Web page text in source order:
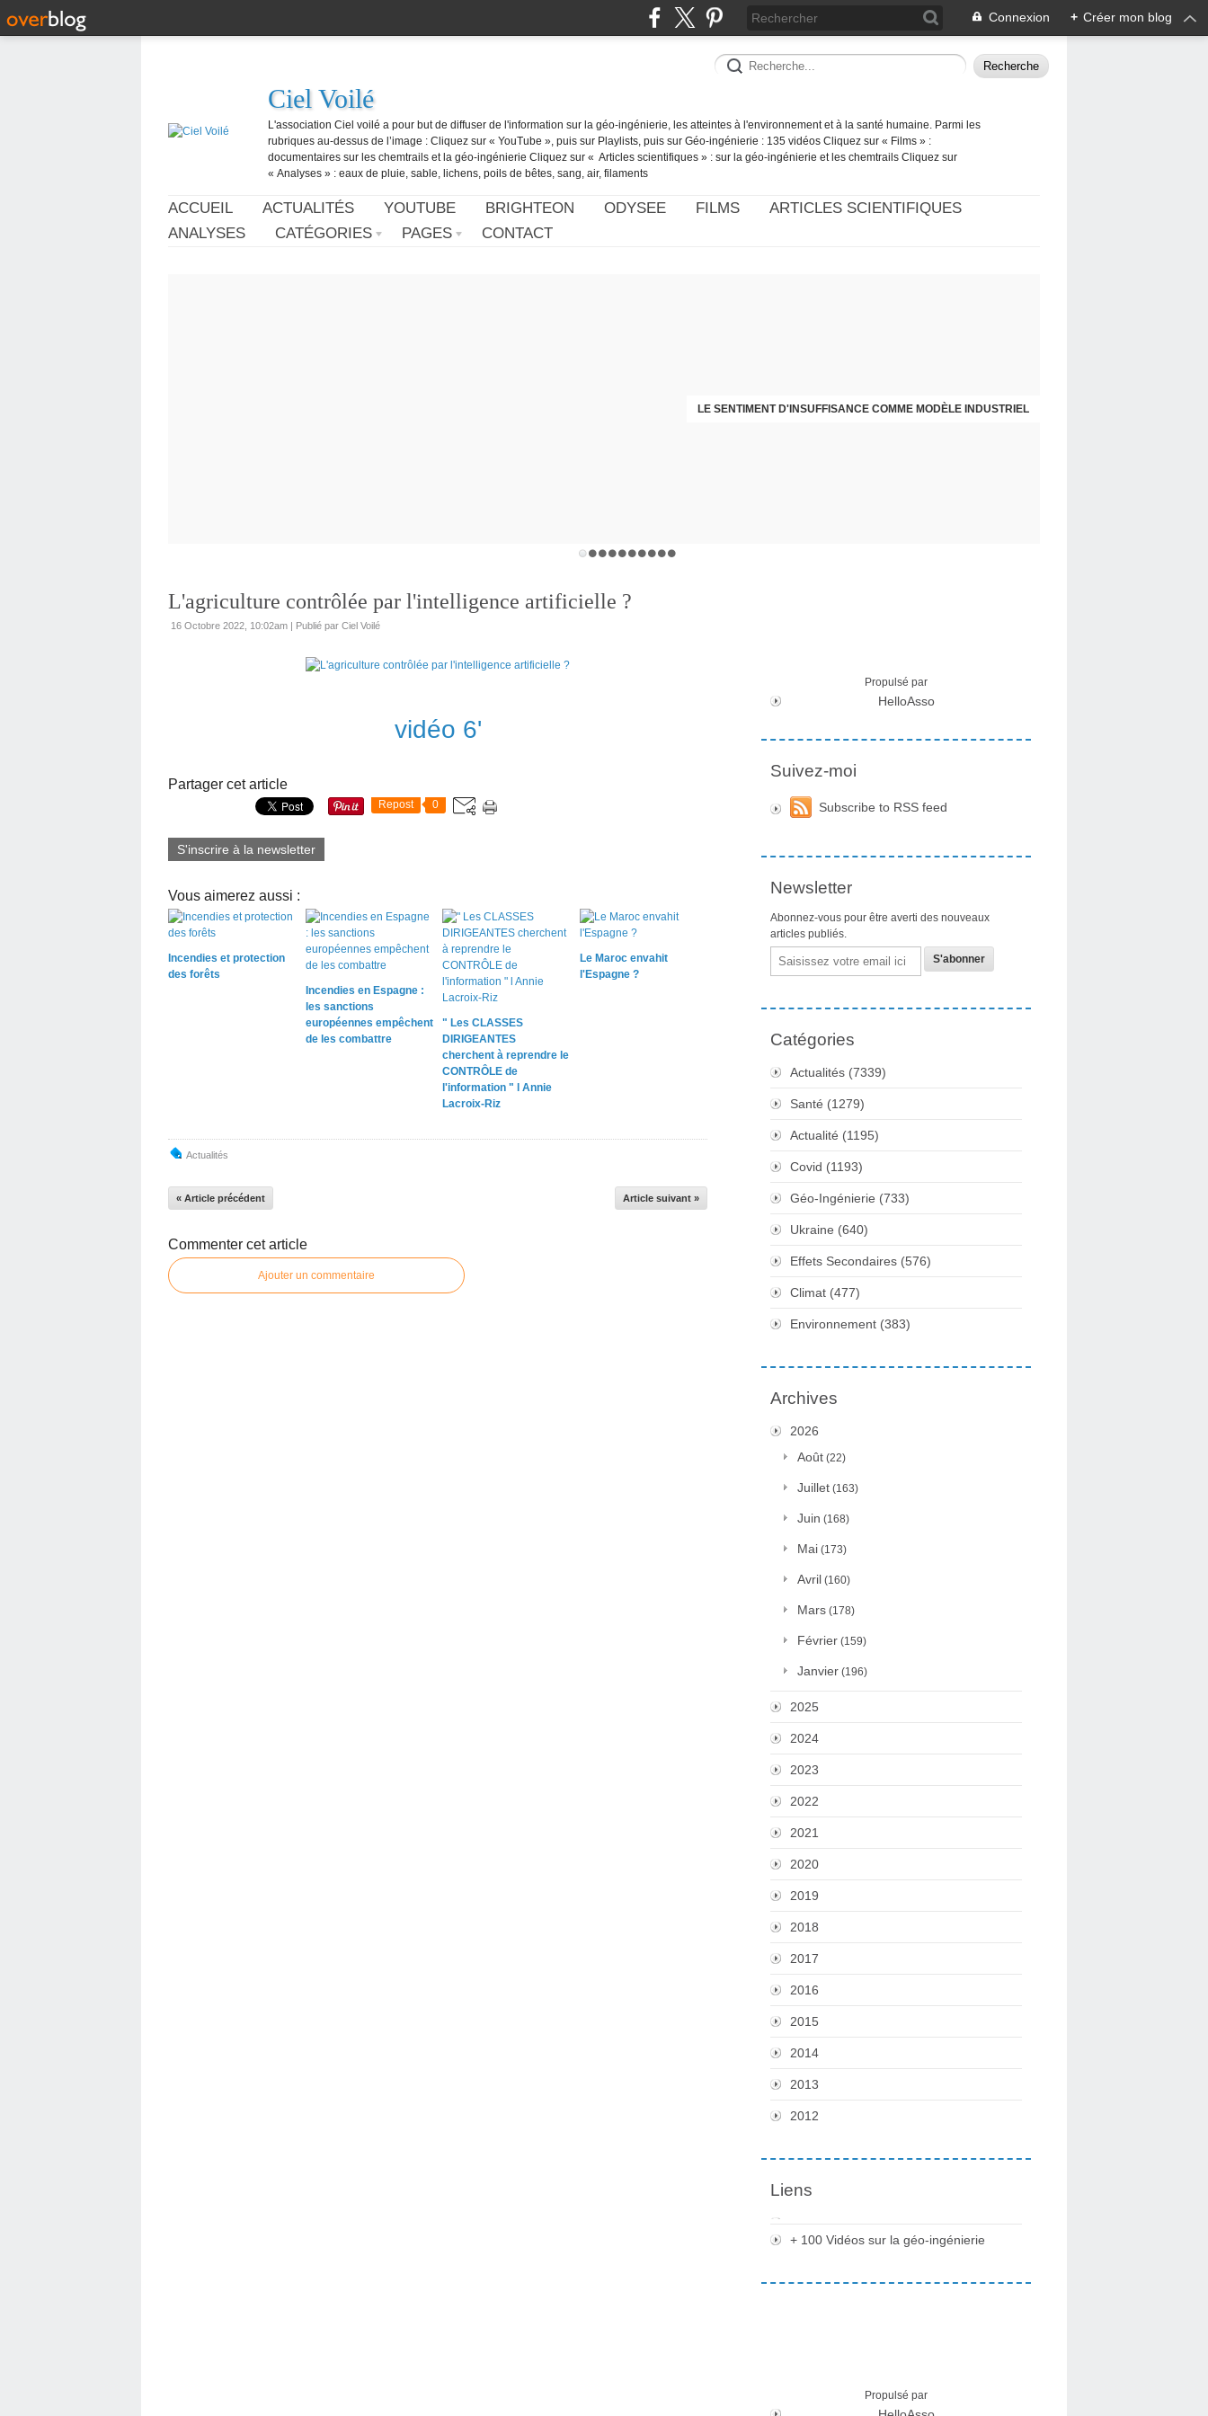
Connexion + Créer mon blog
Ciel Voilé
L'association Ciel voilé a pour but de diffuser de l'information sur la géo-ingénierie, les atteintes à l'environnement et à la santé humaine. Parmi les
rubriques au-dessus de l’image : Cliquez sur « YouTube », puis sur Playlists, puis sur Géo-ingénierie : 135 vidéos Cliquez sur « Films » :
documentaires sur les chemtrails et la géo-ingénierie Cliquez sur « Articles scientifiques » : sur la géo-ingénierie et les chemtrails Cliquez sur
« Analyses » : eaux de pluie, sable, lichens, poils de bêtes, sang, air, filaments
ACCUEIL ACTUALITÉS YOUTUBE BRIGHTEON ODYSEE FILMS
ARTICLES SCIENTIFIQUES
ANALYSES
CATÉGORIES PAGES CONTACT
LE SENTIMENT D'INSUFFISANCE COMME MODÈLE INDUSTRIEL
DÉNI MÉDICAL SUR LES EFFETS SECONDAIRES
L'agriculture contrôlée par l'intelligence artificielle ?
16 Octobre 2022, 10:02am | Publié par Ciel Voilé
vidéo 6'
Partager cet article
Repost 0
S'inscrire à la newsletter
Vous aimerez aussi :
Incendies et protection
des forêts
Incendies en Espagne :
les sanctions
européennes empêchent
de les combattre
" Les CLASSES
DIRIGEANTES
cherchent à reprendre le
CONTRÔLE de
l'information " l Annie
Lacroix-Riz
Le Maroc envahit
l'Espagne ?
Actualités
« Article précédent Article suivant »
Commenter cet article
Ajouter un commentaire
Propulsé par
HelloAsso
Suivez-moi
Subscribe to RSS feed
Newsletter
Abonnez-vous pour être averti des nouveaux
articles publiés.
Email
Catégories
Actualités (7339)
Santé (1279)
Actualité (1195)
Covid (1193)
Géo-Ingénierie (733)
Ukraine (640)
Effets Secondaires (576)
Climat (477)
Environnement (383)
Archives
2026
Août (22)
Juillet (163)
Juin (168)
Mai (173)
Avril (160)
Mars (178)
Février (159)
Janvier (196)
2025
2024
2023
2022
2021
2020
2019
2018
2017
2016
2015
2014
2013
2012
Liens
+ 100 Vidéos sur la géo-ingénierie
Propulsé par